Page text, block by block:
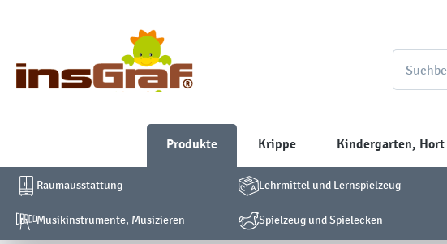
Produkte Krippe Kindergarten, Hort
Raumausstattung Lehrmittel und Lernspielzeug
Musikinstrumente, Musizieren Spielzeug und Spielecken